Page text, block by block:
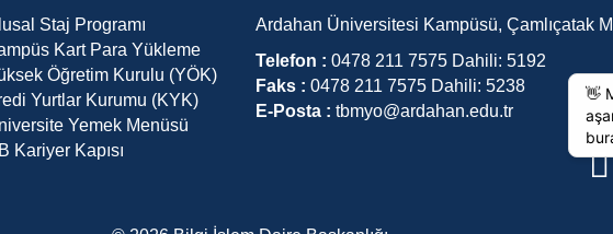
Staj Programı
Kart Para Yükleme
Öğretim Kurulu (YÖK)
Yurtlar Kurumu (KYK)
Yemek Menüsü
Kariyer Kapısı
Ardahan Üniversitesi Kampüsü, Çamlıçatak
Telefon : 0478 211 7575 Dahili: 5192
Faks : 0478 211 7575 Dahili: 5238
E-Posta : tbmyo@ardahan.edu.tr